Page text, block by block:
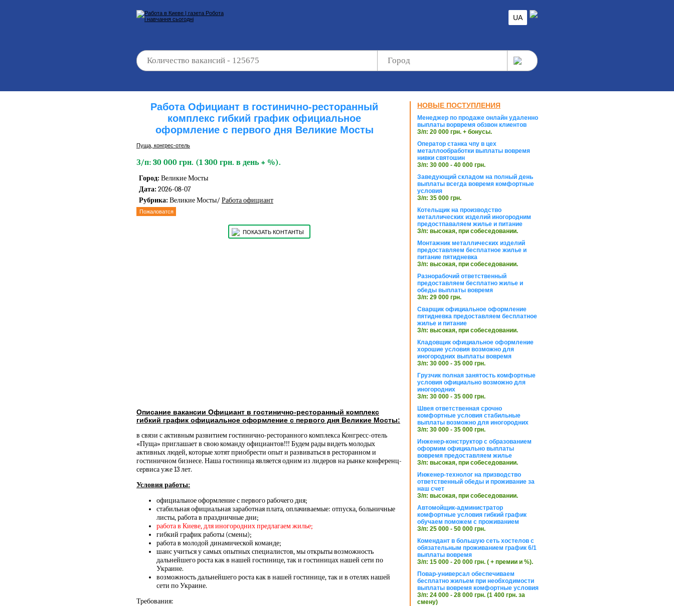
UA
Работа Официант в гостинично-ресторанный
комплекс гибкий график официальное
оформление с первого дня Великие Мосты
Пуща, конгреc-отель
З/п: 30 000 грн. (1 300 грн. в день + %).
Город: Великие Мосты
Дата: 2026-08-07
Рубрика: Великие Мосты/ Работа официант
Пожаловатся
ПОКАЗАТЬ КОНТАНТЫ
Описание вакансии Официант в гостинично-ресторанный комплекс
гибкий график официальное оформление с первого дня Великие Мосты:
в связи с активным развитием гостинично-ресторанного комплекса Конгресс-отель
«Пуща» приглашает в свою команду официантов!!! Будем рады видеть молодых
активных людей, которые хотят приобрести опыт и развиваться в ресторанном и
гостиничном бизнесе. Наша гостиница является одним из лидеров на рынке конференц-
сервиса уже 13 лет.
Условия работы:
официальное оформление с первого рабочего дня;
стабильная официальная заработная плата, оплачиваемые: отпуска, больничные
листы, работа в праздничные дни;
работа в Киеве, для иногородних предлагаем жилье;
гибкий график работы (смены);
работа в молодой динамической команде;
шанс учиться у самых опытных специалистов, мы открыты возможность
дальнейшего роста как в нашей гостинице, так и гостиницах нашей сети по
Украине.
возможность дальнейшего роста как в нашей гостинице, так и в отелях нашей
сети по Украине.
Требования:
НОВЫЕ ПОСТУПЛЕНИЯ
Менеджер по продаже онлайн удаленно
выплаты ворвремя обзвон клиентов
З/п: 20 000 грн. + бонусы.
Оператор станка чпу в цех
металлообработки выплаты вовремя
нивки святошин
З/п: 30 000 - 40 000 грн.
Заведующий складом на полный день
выплаты всегда вовремя комфортные
условия
З/п: 35 000 грн.
Котельщик на производство
металлических изделий иногородним
предостпаваляем жилье и питание
З/п: высокая, при собеседовании.
Монтажник металлических изделий
предоставляем бесплатное жилье и
питание пятидневка
З/п: высокая, при собеседовании.
Разнорабочий ответственный
предоставляем бесплатно жилье и
обеды выплаты вовремя
З/п: 29 000 грн.
Сварщик официальное оформление
пятидневка предоставляем бесплатное
жилье и питание
З/п: высокая, при собеседовании.
Кладовщик официальное оформление
хорошие условия возможно для
иногородних выплаты вовремя
З/п: 30 000 - 35 000 грн.
Грузчик полная занятость комфортные
условия официально возможно для
иногородних
З/п: 30 000 - 35 000 грн.
Швея ответственная срочно
комфортные условия стабильные
выплаты возможно для иногородних
З/п: 30 000 - 35 000 грн.
Инженер-конструктор с образованием
оформим официально выплаты
вовремя предоставляем жилье
З/п: высокая, при собеседовании.
Инженер-технолог на призводство
ответственный обеды и проживание за
наш счет
З/п: высокая, при собеседовании.
Автомойщик-администратор
комфортные условия гибкий график
обучаем поможем с проживанием
З/п: 25 000 - 50 000 грн.
Комендант в большую сеть хостелов с
обязательным проживанием график 6/1
выплаты вовремя
З/п: 15 000 - 20 000 грн. ( + премии и %).
Повар-универсал обеспечиваем
бесплатно жильем при необходимости
выплаты вовремя комфортные условия
З/п: 24 000 - 28 000 грн. (1 400 грн. за
смену)